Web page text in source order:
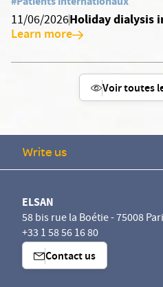
11/06/2026Holiday dialysis
Learn more
Voir toutes
Write us
ELSAN
58 bis rue la Boétie - 75008
+33 1 58 56 16 80
Contact us